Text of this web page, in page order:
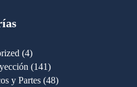
44
productos
141141
productos
y Partes 4848